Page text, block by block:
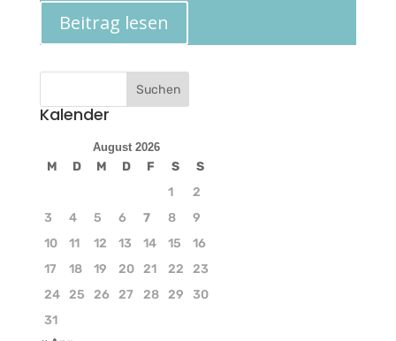
Beitrag lesen
Kalender
August 2026
M D M D F S
S
1
2
3
4 5 6 7 8
9
10
11 12 13 14 15
16
17
18 19 20 21 22
23
24
25 26 27 28 29
30
31